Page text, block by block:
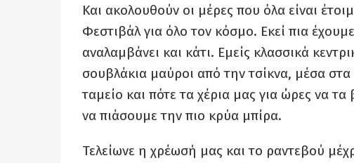
Και ακολουθούν οι μέρες που όλα είναι
Φεστιβάλ για όλο τον κόσμο. Εκεί πια
αναλαμβάνει και κάτι. Εμείς κλασσικά
σουβλάκια μαύροι από την τσίκνα, μέσα
ταμείο και πότε τα χέρια μας για ώρες να
να πιάσουμε την πιο κρύα μπίρα.
Τελείωνε η χρέωσή μας και το ραντεβού